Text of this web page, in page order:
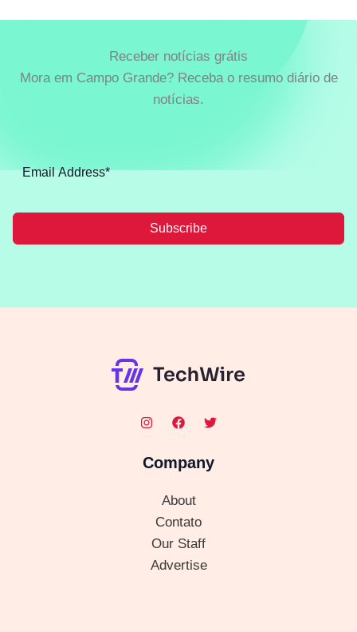
Receber notícias grátis
Mora em Campo Grande? Receba o resumo diário de
notícias.
Subscribe
Company
About
Contato
Our Staff
Advertise